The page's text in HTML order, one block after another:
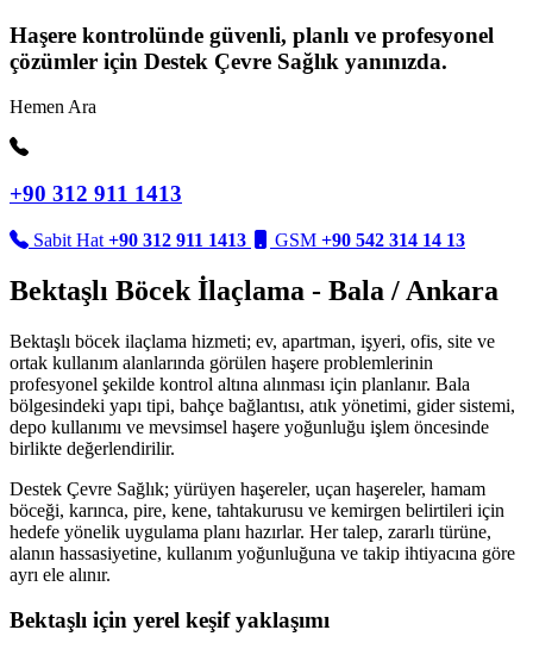
Haşere kontrolünde güvenli, planlı ve profesyonel
çözümler için Destek Çevre Sağlık yanınızda.
Hemen Ara
+90 312 911 1413
Sabit Hat +90 312 911 1413 GSM +90 542 314 14 13
Bektaşlı Böcek İlaçlama - Bala / Ankara
Bektaşlı böcek ilaçlama hizmeti; ev, apartman, işyeri, ofis, site ve
ortak kullanım alanlarında görülen haşere problemlerinin
profesyonel şekilde kontrol altına alınması için planlanır. Bala
bölgesindeki yapı tipi, bahçe bağlantısı, atık yönetimi, gider sistemi,
depo kullanımı ve mevsimsel haşere yoğunluğu işlem öncesinde
birlikte değerlendirilir.
Destek Çevre Sağlık; yürüyen haşereler, uçan haşereler, hamam
böceği, karınca, pire, kene, tahtakurusu ve kemirgen belirtileri için
hedefe yönelik uygulama planı hazırlar. Her talep, zararlı türüne,
alanın hassasiyetine, kullanım yoğunluğuna ve takip ihtiyacına göre
ayrı ele alınır.
Bektaşlı için yerel keşif yaklaşımı